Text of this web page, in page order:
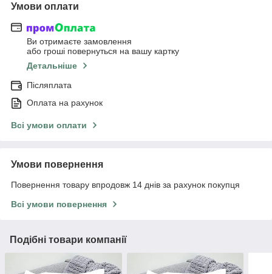
Умови оплати
Ви отримаєте замовлення
або гроші повернуться на вашу картку
Детальніше
Післяплата
Оплата на рахунок
Всі умови оплати
Умови повернення
Повернення товару впродовж 14 днів за рахунок покупця
Всі умови повернення
Подібні товари компанії